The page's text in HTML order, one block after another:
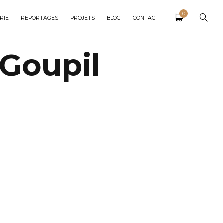
REPORTAGES PROJETS BLOG CONTACT
0